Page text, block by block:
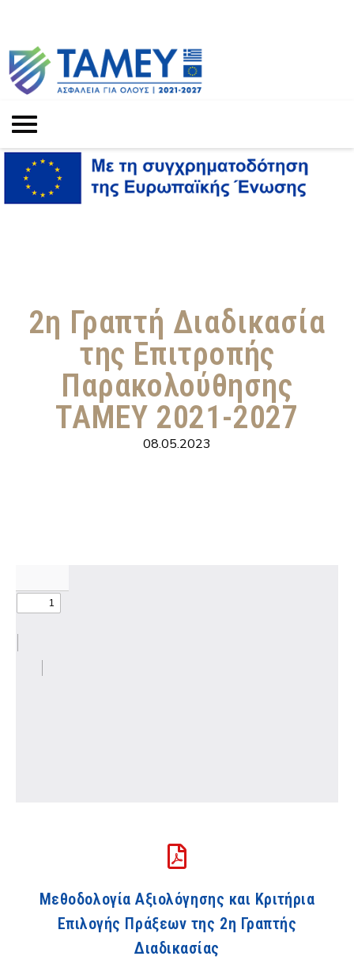
2η Γραπτή Διαδικασία
της Επιτροπής
Παρακολούθησης
ΤΑΜΕΥ 2021-2027
08.05.2023
Μεθοδολογία Αξιολόγησης και Κριτήρια
Επιλογής Πράξεων της 2η Γραπτής
Διαδικασίας